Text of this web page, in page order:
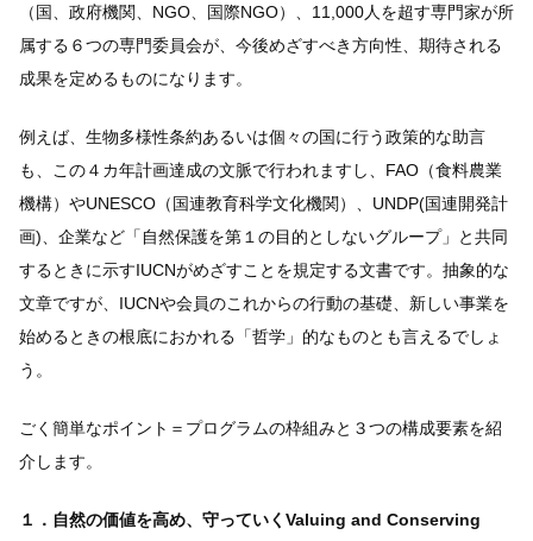
（国、政府機関、NGO、国際NGO）、11,000人を超す専門家が所
属する６つの専門委員会が、今後めざすべき方向性、期待される
成果を定めるものになります。
例えば、生物多様性条約あるいは個々の国に行う政策的な助言
も、この４カ年計画達成の文脈で行われますし、FAO（食料農業
機構）やUNESCO（国連教育科学文化機関）、UNDP(国連開発計
画)、企業など「自然保護を第１の目的としないグループ」と共同
するときに示すIUCNがめざすことを規定する文書です。抽象的な
文章ですが、IUCNや会員のこれからの行動の基礎、新しい事業を
始めるときの根底におかれる「哲学」的なものとも言えるでしょ
う。
ごく簡単なポイント＝プログラムの枠組みと３つの構成要素を紹
介します。
１．自然の価値を高め、守っていくValuing and Conserving